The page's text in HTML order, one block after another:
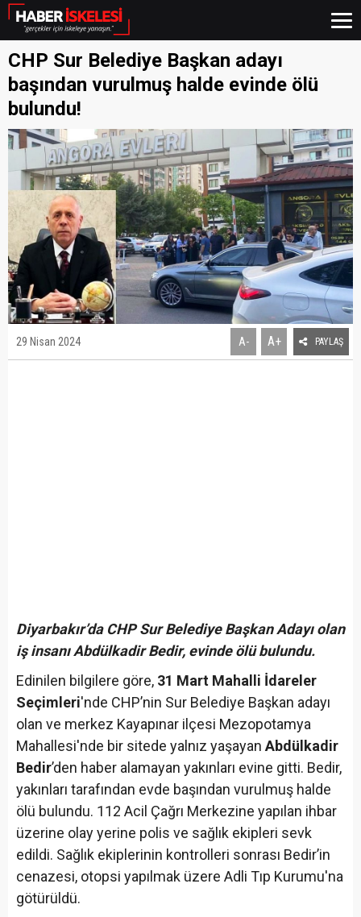
CHP Sur Belediye Başkan adayı
başından vurulmuş halde evinde ölü
bulundu!
29 Nisan 2024 A- A+ PAYLAŞ
Diyarbakır’da CHP Sur Belediye Başkan Adayı olan
iş insanı Abdülkadir Bedir, evinde ölü bulundu.
Edinilen bilgilere göre, 31 Mart Mahalli İdareler
Seçimleri'nde CHP’nin Sur Belediye Başkan adayı
olan ve merkez Kayapınar ilçesi Mezopotamya
Mahallesi'nde bir sitede yalnız yaşayan Abdülkadir
Bedir’den haber alamayan yakınları evine gitti. Bedir,
yakınları tarafından evde başından vurulmuş halde
ölü bulundu. 112 Acil Çağrı Merkezine yapılan ihbar
üzerine olay yerine polis ve sağlık ekipleri sevk
edildi. Sağlık ekiplerinin kontrolleri sonrası Bedir’in
cenazesi, otopsi yapılmak üzere Adli Tıp Kurumu'na
götürüldü.